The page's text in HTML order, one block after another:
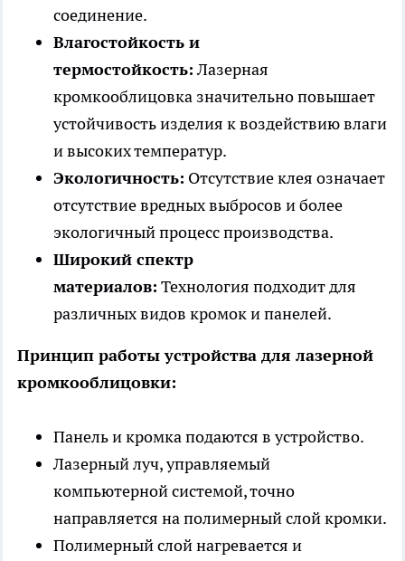
соединение.
Влагостойкость и
термостойкость:Лазерная
кромкооблицовка значительно повышает
устойчивость изделия к воздействию влаги
и высоких температур.
Экологичность: Отсутствие клея означает
отсутствие вредных выбросов и более
экологичный процесс производства.
Широкий спектр
материалов: Технология подходит для
различных видов кромок и панелей.
Принцип работы устройства для лазерной
кромкооблицовки:
Панель и кромка подаются в устройство.
Лазерный луч, управляемый
компьютерной системой, точно
направляется на полимерный слой кромки.
Полимерный слой нагревается и